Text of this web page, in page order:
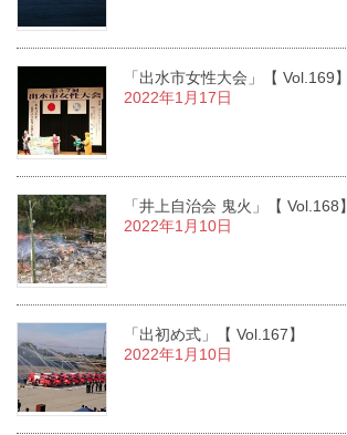
「出水市女性大会」【 Vol.169】
2022年1月17日
「井上自治会 鬼火」【 Vol.168】
2022年1月10日
「出初め式」【 Vol.167】
2022年1月10日